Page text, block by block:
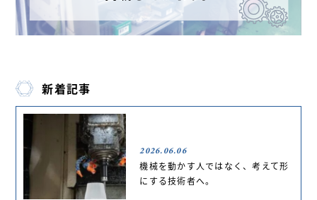
新着記事
2026.06.06
機械を動かす人ではなく、考えて形
にする技術者へ。